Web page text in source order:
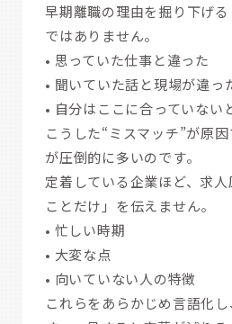
早期離職の理由を掘り下げ
ではありません。
• 思っていた仕事と違った
• 聞いていた話と現場が違っ
• 自分はここに合っていない
こうした“ミスマッチ”が原
が圧倒的に多いのです。
定着している企業ほど、求
ことだけ」を伝えません。
• 忙しい時期
• 大変な点
• 向いていない人の特徴
これらをあらかじめ言語化